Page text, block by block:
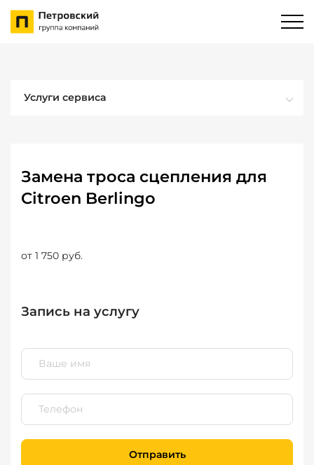
Услуги сервиса
Замена троса сцепления для
Citroen Berlingo
от 1 750 руб.
Запись на услугу
Отправить